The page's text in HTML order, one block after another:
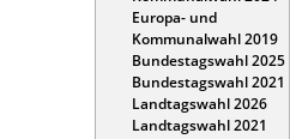
Europa- und
Kommunalwahl 2019
Bundestagswahl 2025
Bundestagswahl 2021
Landtagswahl 2026
Landtagswahl 2021